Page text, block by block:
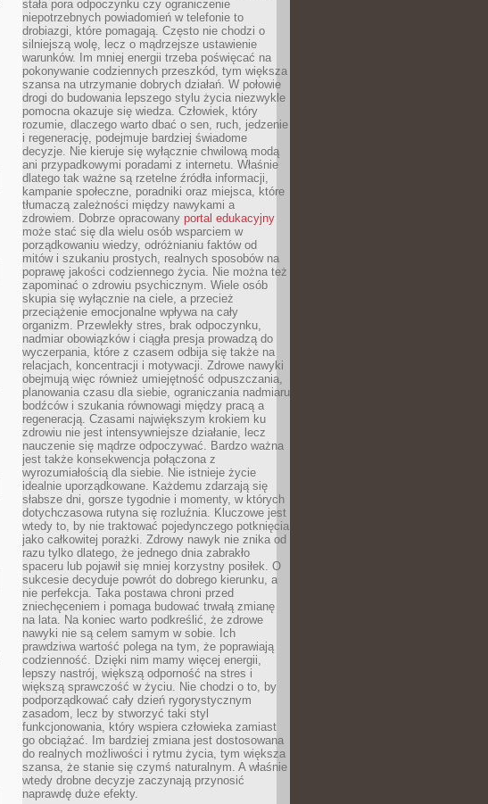
stała pora odpoczynku czy ograniczenie
niepotrzebnych powiadomień w telefonie to
drobiazgi, które pomagają. Często nie chodzi o
silniejszą wolę, lecz o mądrzejsze ustawienie
warunków. Im mniej energii trzeba poświęcać na
pokonywanie codziennych przeszkód, tym większa
szansa na utrzymanie dobrych działań. W połowie
drogi do budowania lepszego stylu życia niezwykle
pomocna okazuje się wiedza. Człowiek, który
rozumie, dlaczego warto dbać o sen, ruch, jedzenie
i regenerację, podejmuje bardziej świadome
decyzje. Nie kieruje się wyłącznie chwilową modą
ani przypadkowymi poradami z internetu. Właśnie
dlatego tak ważne są rzetelne źródła informacji,
kampanie społeczne, poradniki oraz miejsca, które
tłumaczą zależności między nawykami a
zdrowiem. Dobrze opracowany portal edukacyjny
może stać się dla wielu osób wsparciem w
porządkowaniu wiedzy, odróżnianiu faktów od
mitów i szukaniu prostych, realnych sposobów na
poprawę jakości codziennego życia. Nie można też
zapominać o zdrowiu psychicznym. Wiele osób
skupia się wyłącznie na ciele, a przecież
przeciążenie emocjonalne wpływa na cały
organizm. Przewlekły stres, brak odpoczynku,
nadmiar obowiązków i ciągła presja prowadzą do
wyczerpania, które z czasem odbija się także na
relacjach, koncentracji i motywacji. Zdrowe nawyki
obejmują więc również umiejętność odpuszczania,
planowania czasu dla siebie, ograniczania nadmiaru
bodźców i szukania równowagi między pracą a
regeneracją. Czasami największym krokiem ku
zdrowiu nie jest intensywniejsze działanie, lecz
nauczenie się mądrze odpoczywać. Bardzo ważna
jest także konsekwencja połączona z
wyrozumiałością dla siebie. Nie istnieje życie
idealnie uporządkowane. Każdemu zdarzają się
słabsze dni, gorsze tygodnie i momenty, w których
dotychczasowa rutyna się rozluźnia. Kluczowe jest
wtedy to, by nie traktować pojedynczego potknięcia
jako całkowitej porażki. Zdrowy nawyk nie znika od
razu tylko dlatego, że jednego dnia zabrakło
spaceru lub pojawił się mniej korzystny posiłek. O
sukcesie decyduje powrót do dobrego kierunku, a
nie perfekcja. Taka postawa chroni przed
zniechęceniem i pomaga budować trwałą zmianę
na lata. Na koniec warto podkreślić, że zdrowe
nawyki nie są celem samym w sobie. Ich
prawdziwa wartość polega na tym, że poprawiają
codzienność. Dzięki nim mamy więcej energii,
lepszy nastrój, większą odporność na stres i
większą sprawczość w życiu. Nie chodzi o to, by
podporządkować cały dzień rygorystycznym
zasadom, lecz by stworzyć taki styl
funkcjonowania, który wspiera człowieka zamiast
go obciążać. Im bardziej zmiana jest dostosowana
do realnych możliwości i rytmu życia, tym większa
szansa, że stanie się czymś naturalnym. A właśnie
wtedy drobne decyzje zaczynają przynosić
naprawdę duże efekty.